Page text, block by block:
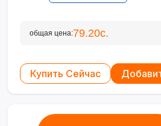
общая цена:79.20с.
Купить Сейчас